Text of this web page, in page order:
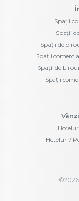
Spații
Spații
Spații de
Spații
Spații de
Spații
Hoteluri /
©2026